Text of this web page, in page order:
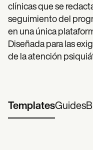
clínicas que se
seguimiento del
en una única
Diseñada para las
de la atención
TemplatesGuides